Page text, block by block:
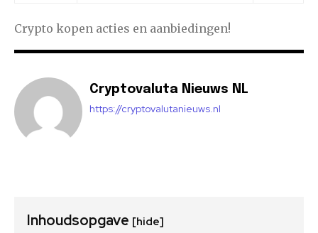
Crypto kopen acties en aanbiedingen!
Cryptovaluta Nieuws NL
https://cryptovalutanieuws.nl
Inhoudsopgave [hide]